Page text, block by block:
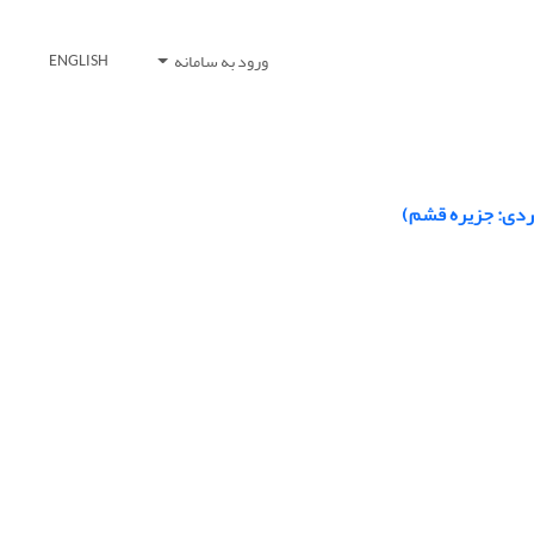
ورود به سامانه ENGLISH
جزیره قشم)